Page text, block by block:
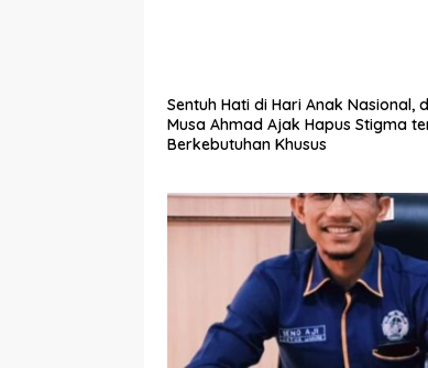
Sentuh Hati di Hari Anak Nasional,
Musa Ahmad Ajak Hapus Stigma
Berkebutuhan Khusus